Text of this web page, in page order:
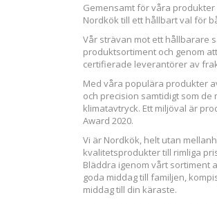
Gemensamt för våra
Nordkök till ett hållbart val för
Vår strävan mot ett hållbarare
produktsortiment och genom
certifierade leverantörer av
Med våra populära produkter
och precision samtidigt som
klimatavtryck. Ett miljöval är
Award 2020.
Vi är Nordkök, helt utan
kvalitetsprodukter till rimliga
Bläddra igenom vårt sortiment
goda middag till familjen,
middag till din käraste.